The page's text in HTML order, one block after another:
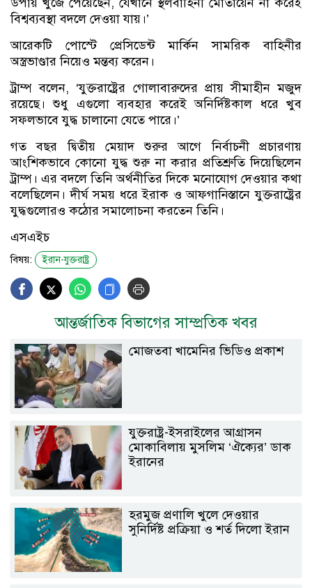
বিশ্বব্যবস্থা বদলে দেওয়া যায়।’
আরেকটি পোস্টে প্রেসিডেন্ট মার্কিন সামরিক বাহিনীর
অস্ত্রভাণ্ডার নিয়েও মন্তব্য করেন।
ট্রাম্প বলেন, ‘যুক্তরাষ্ট্রের গোলাবারুদের প্রায় সীমাহীন মজুদ
রয়েছে। শুধু এগুলো ব্যবহার করেই অনির্দিষ্টকাল ধরে খুব
সফলভাবে যুদ্ধ চালানো যেতে পারে।’
গত বছর দ্বিতীয় মেয়াদ শুরুর আগে নির্বাচনী প্রচারণায়
আংশিকভাবে কোনো যুদ্ধ শুরু না করার প্রতিশ্রুতি দিয়েছিলেন
ট্রাম্প। এর বদলে তিনি অর্থনীতির দিকে মনোযোগ দেওয়ার কথা
বলেছিলেন। দীর্ঘ সময় ধরে ইরাক ও আফগানিস্তানে যুক্তরাষ্ট্রের
যুদ্ধগুলোরও কঠোর সমালোচনা করতেন তিনি।
এসএইচ
বিষয়: ইরান-যুক্তরাষ্ট্র
আন্তর্জাতিক বিভাগের সাম্প্রতিক খবর
মোজতবা খামেনির ভিডিও প্রকাশ
যুক্তরাষ্ট্র-ইসরাইলের আগ্রাসন
মোকাবিলায় মুসলিম ‘ঐক্যের’ ডাক
ইরানের
হরমুজ প্রণালি খুলে দেওয়ার
সুনির্দিষ্ট প্রক্রিয়া ও শর্ত দিলো ইরান